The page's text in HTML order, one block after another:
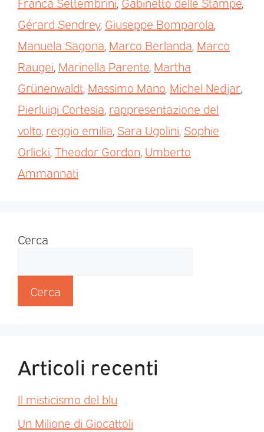
Gérard Sendrey, Giuseppe Bomparola,
Manuela Sagona, Marco Berlanda, Marco
Raugei, Marinella Parente, Martha
Grünenwaldt, Massimo Mano, Michel Nedjar,
Pierluigi Cortesia, rappresentazione del
volto, reggio emilia, Sara Ugolini, Sophie
Orlicki,Theodor Gordon, Umberto
Ammannati
Cerca
Cerca
Articoli recenti
Il misticismo del blu
Un Milione di Giocattoli